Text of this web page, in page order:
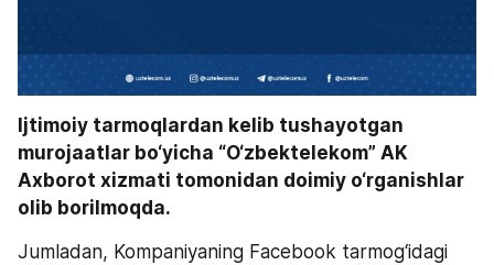
Ijtimoiy tarmoqlardan kelib tushayotgan
murojaatlar bo‘yicha “O‘zbektelekom” AK
Axborot xizmati tomonidan doimiy o‘rganishlar
olib borilmoqda.
Jumladan, Kompaniyaning Facebook tarmog‘idagi